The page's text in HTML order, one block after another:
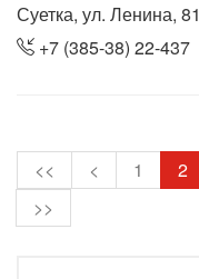
Суетка, ул. Ленина, 81
+7 (385-38) 22-437
<< < 1 2
>>